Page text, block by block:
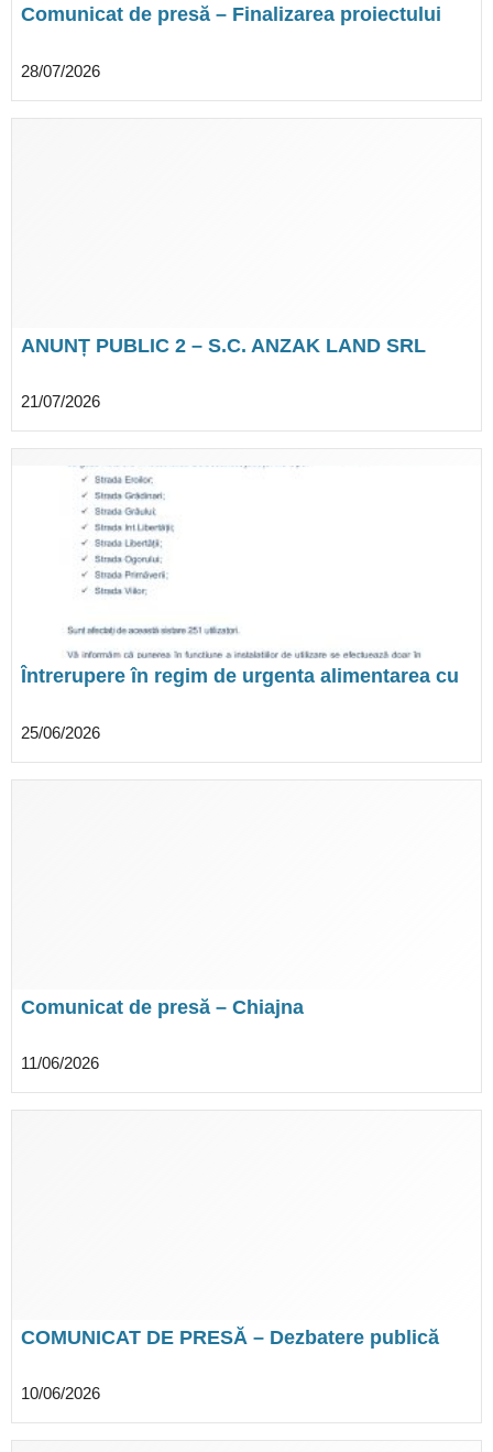
Comunicat de presă – Finalizarea proiectului
DIDACTICE ȘI ECHIPAMENTE DIGITALE A
UNITĂȚILOR DIN ÎNVĂȚĂMÂNTUL
28/07/2026
ANUNȚ PUBLIC 2 – S.C. ANZAK LAND SRL
21/07/2026
Întrerupere în regim de urgenta alimentarea cu
25/06/2026
Comunicat de presă – Chiajna
11/06/2026
COMUNICAT DE PRESĂ – Dezbatere publică
Urbanistic General al Comunei Gruiu, Județul
Ilfov
10/06/2026